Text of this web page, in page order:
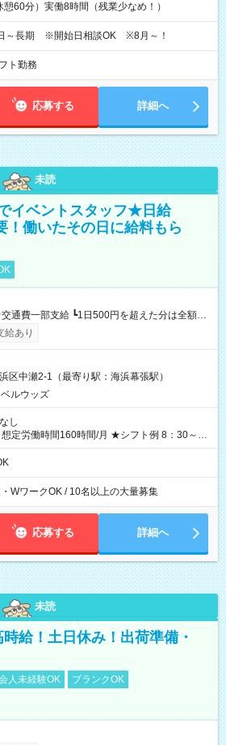
60分）実働8時間（残業少なめ！）
～長期 ※開始日相談OK ※8月～！
ト勤務
応募する 詳細へ
未読
イベントスタッフ★日給
働いたその日に給料もら
の方は自己負担となります ★日払いOK！
いたその日に現金GET♪ お仕事後はコンビニ
給あり
区中瀬2-1（最寄り駅：海浜幕張駅）
ルウッズ
し
時間160時間/月 ★シフト例 8：30～
WワークOK / 10名以上の大量募集
応募する 詳細へ
未読
給！土日休み！出荷準備・
人未経験OK
ブランクOK